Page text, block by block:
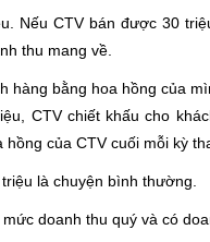
Nếu CTV bán được 30
thu mang về.
hàng bằng hoa hồng của
CTV chiết khấu cho
của CTV cuối mỗi kỳ
là chuyện bình thường.
doanh thu quý và có